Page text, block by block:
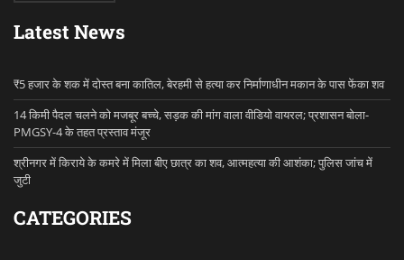
Latest News
₹5 हजार के शक में दोस्त बना कातिल, बेरहमी से हत्या कर निर्माणाधीन मकान के पास फेंका शव
14 किमी पैदल चलने को मजबूर बच्चे, सड़क की मांग वाला वीडियो वायरल; प्रशासन बोला-
PMGSY-4 के तहत प्रस्ताव मंजूर
श्रीनगर में किराये के कमरे में मिला बीए छात्र का शव, आत्महत्या की आशंका; पुलिस जांच में
जुटी
CATEGORIES